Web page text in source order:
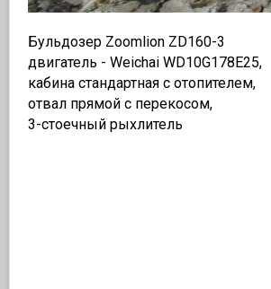
Бульдозер Zoomlion ZD160-3
двигатель - Weichai WD10G178E25,
кабина стандартная с отопителем,
отвал прямой с перекосом,
3-стоечный рыхлитель